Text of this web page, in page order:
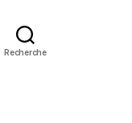
Recherche